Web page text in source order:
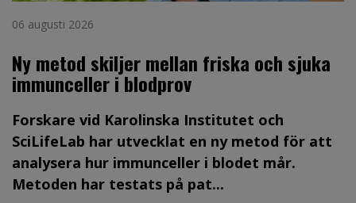
06 augusti 2026
Ny metod skiljer mellan friska och sjuka
immunceller i blodprov
Forskare vid Karolinska Institutet och
SciLifeLab har utvecklat en ny metod för att
analysera hur immunceller i blodet mår.
Metoden har testats på pat...